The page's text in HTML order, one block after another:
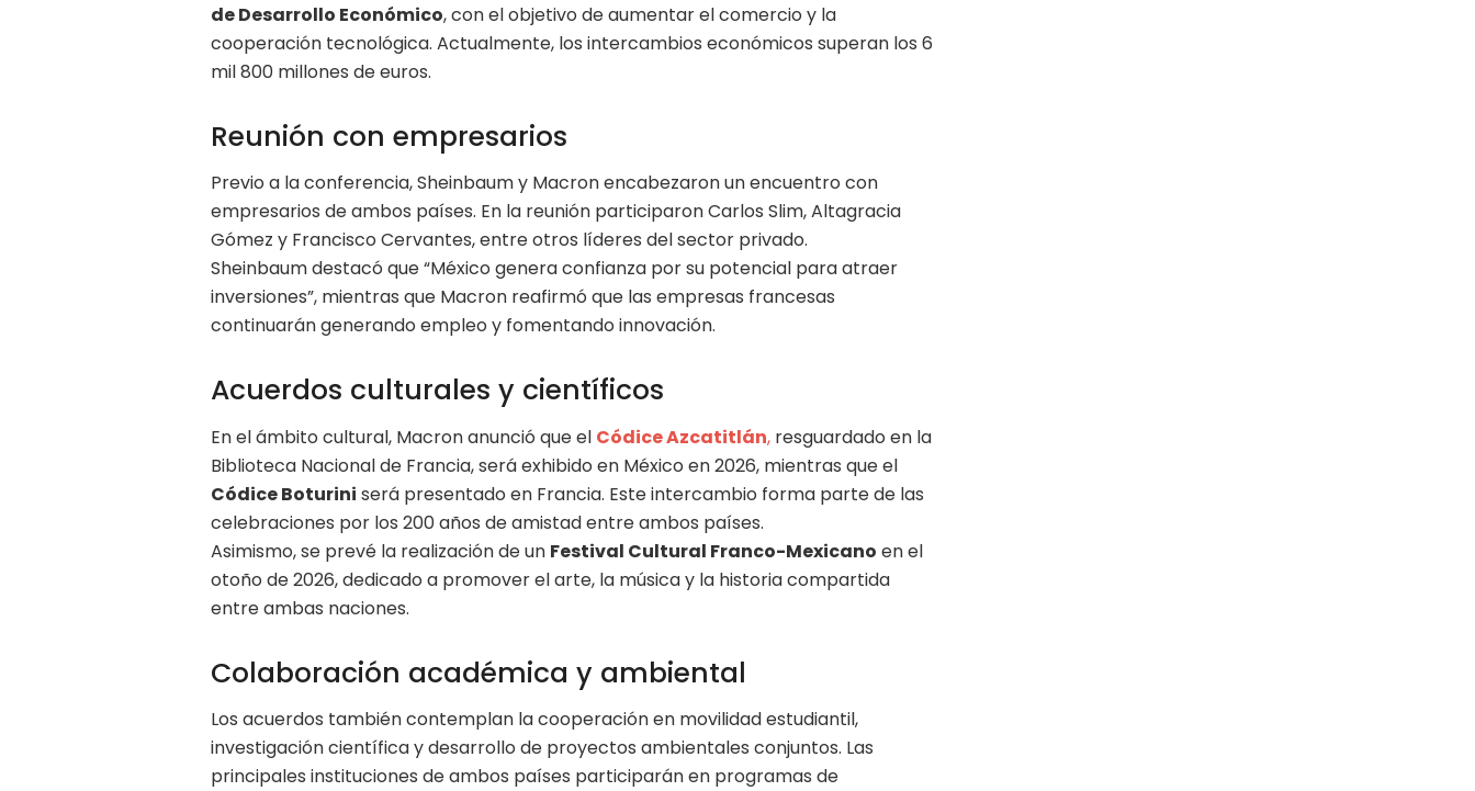
de Desarrollo Económico, con el objetivo de aumentar el comercio y la
cooperación tecnológica. Actualmente, los intercambios económicos superan los 6
mil 800 millones de euros.
Reunión con empresarios
Previo a la conferencia, Sheinbaum y Macron encabezaron un encuentro con
empresarios de ambos países. En la reunión participaron Carlos Slim, Altagracia
Gómez y Francisco Cervantes, entre otros líderes del sector privado.
Sheinbaum destacó que “México genera confianza por su potencial para atraer
inversiones”, mientras que Macron reafirmó que las empresas francesas
continuarán generando empleo y fomentando innovación.
Acuerdos culturales y científicos
En el ámbito cultural, Macron anunció que el Códice Azcatitlán, resguardado en la
Biblioteca Nacional de Francia, será exhibido en México en 2026, mientras que el
Códice Boturini será presentado en Francia. Este intercambio forma parte de las
celebraciones por los 200 años de amistad entre ambos países.
Asimismo, se prevé la realización de un Festival Cultural Franco-Mexicano en el
otoño de 2026, dedicado a promover el arte, la música y la historia compartida
entre ambas naciones.
Colaboración académica y ambiental
Los acuerdos también contemplan la cooperación en movilidad estudiantil,
investigación científica y desarrollo de proyectos ambientales conjuntos. Las
principales instituciones de ambos países participarán en programas de